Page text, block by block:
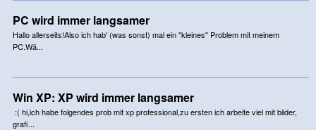
PC wird immer langsamer
Hallo allerseits!Also ich hab' (was sonst) mal ein "kleines" Problem mit meinem
PC.Wä...
Win XP: XP wird immer langsamer
:( hi,ich habe folgendes prob mit xp professional,zu ersten ich arbeite viel mit bilder,
grafi...